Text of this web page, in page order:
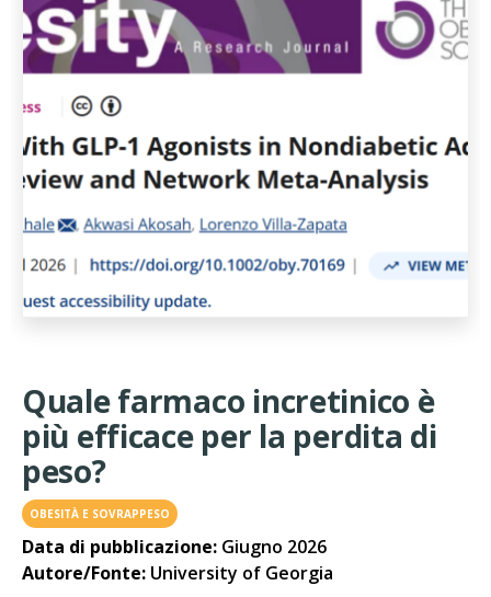
Quale farmaco incretinico è
più efficace per la perdita di
peso?
OBESITÀ E SOVRAPPESO
Data di pubblicazione: Giugno 2026
Autore/Fonte: University of Georgia